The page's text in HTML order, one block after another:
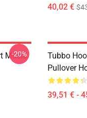
40,02 €
Music
-20%
Tubbo
Pullover
39,51 € -